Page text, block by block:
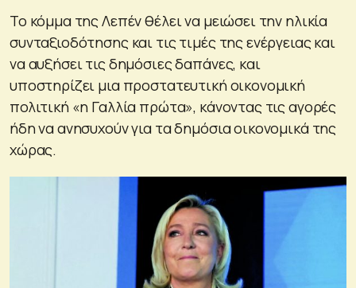
Το κόμμα της Λεπέν θέλει να μειώσει την ηλικία
συνταξιοδότησης και τις τιμές της ενέργειας και
να αυξήσει τις δημόσιες δαπάνες, και
υποστηρίζει μια προστατευτική οικονομική
πολιτική «η Γαλλία πρώτα», κάνοντας τις αγορές
ήδη να ανησυχούν για τα δημόσια οικονομικά της
χώρας.